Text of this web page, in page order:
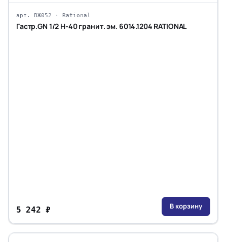
арт. ВЖ052 · Rational
Гастр.GN 1/2 H-40 гранит. эм. 6014.1204 RATIONAL
5 242 ₽ В корзину